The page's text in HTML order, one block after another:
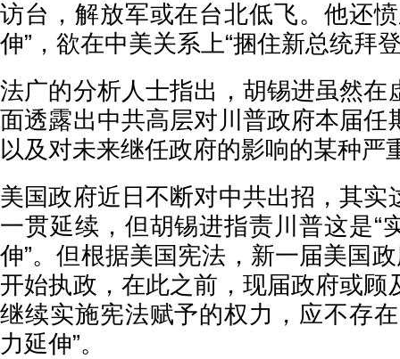
访台，解放军或在台北低飞。他还
伸”，欲在中美关系上“捆住新总统拜
法广的分析人士指出，胡锡进虽然在
面透露出中共高层对川普政府本届任
以及对未来继任政府的影响的某种严
美国政府近日不断对中共出招，其实
一贯延续，但胡锡进指责川普这是“
伸”。但根据美国宪法，新一届美国
开始执政，在此之前，现届政府或顾
继续实施宪法赋予的权力，应不存
力延伸”。